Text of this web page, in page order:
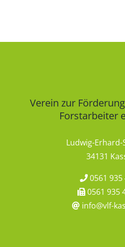
Verein zur
Forstarbeiter
Ludwig-Erhard-
34131
0561 935
0561 935
info@vlf-